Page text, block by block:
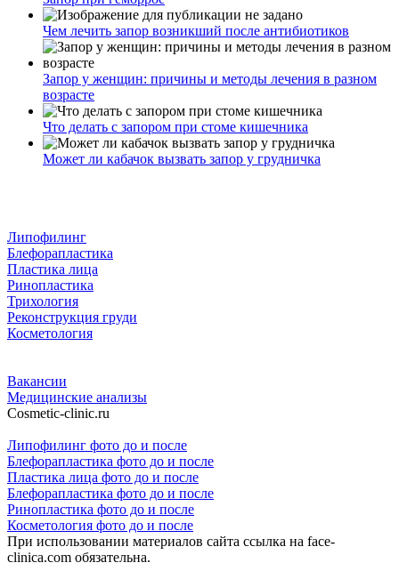
Чем лечить запор возникший после антибиотиков
Запор у женщин: причины и методы лечения в разном
возрасте
Что делать с запором при стоме кишечника
Может ли кабачок вызвать запор у грудничка
Липофилинг
Блефорапластика
Пластика лица
Ринопластика
Трихология
Реконструкция груди
Косметология
Вакансии
Медицинские анализы
Cosmetic-clinic.ru
Липофилинг фото до и после
Блефорапластика фото до и после
Пластика лица фото до и после
Блефорапластика фото до и после
Ринопластика фото до и после
Косметология фото до и после
При использовании материалов сайта ссылка на face-
clinica.com обязательна.